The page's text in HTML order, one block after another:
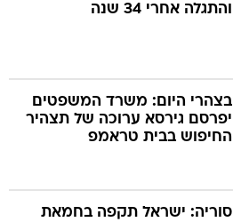
והתגלה אחרי 34 שנה
בצהרי היום: משרד המשפטים
יפרסם גירסא ערוכה של תצהיר
החיפוש בבית טראמפ
סוריה: ישראל תקפה בחמאת